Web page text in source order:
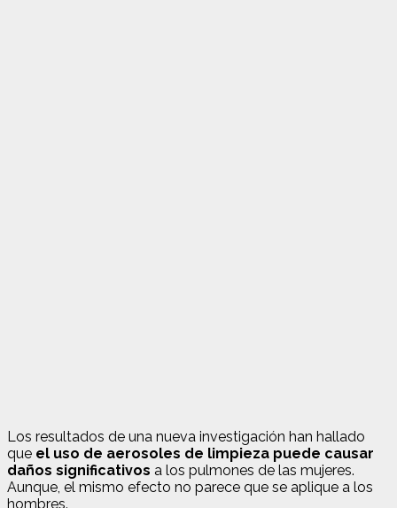
Los resultados de una nueva investigación han hallado
que el uso de aerosoles de limpieza puede causar
daños significativos a los pulmones de las mujeres.
Aunque, el mismo efecto no parece que se aplique a los
hombres.